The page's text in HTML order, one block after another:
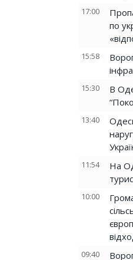
17:00
по
15:58
15:30
В
13:40
11:54
На
10:00
09:40